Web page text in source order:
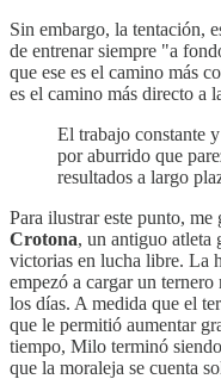
Sin embargo, la tentación,
de entrenar siempre "a
que ese es el camino más
es el camino más directo a
El trabajo constante
por aburrido que
resultados a largo
Para ilustrar este punto, me
Crotona, un antiguo atleta
victorias en lucha libre. La
empezó a cargar un
los días. A medida que el
que le permitió aumentar
tiempo, Milo terminó
que la moraleja se cuenta